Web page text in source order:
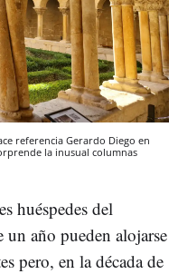
referencia Gerardo Diego en
la inusual columnas
huéspedes del
un año pueden alojarse
pero, en la década de